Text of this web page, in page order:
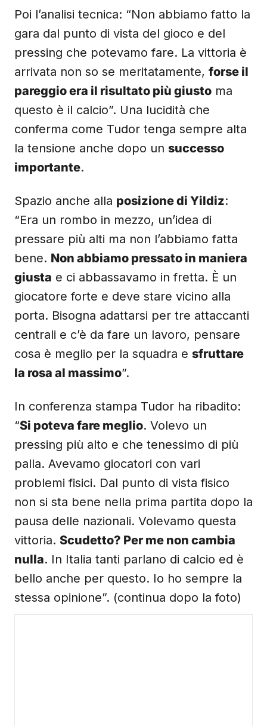
Poi l’analisi tecnica: “Non abbiamo fatto la
gara dal punto di vista del gioco e del
pressing che potevamo fare. La vittoria è
arrivata non so se meritatamente, forse il
pareggio era il risultato più giusto ma
questo è il calcio”. Una lucidità che
conferma come Tudor tenga sempre alta
la tensione anche dopo un successo
importante.
Spazio anche alla posizione di Yildiz:
“Era un rombo in mezzo, un’idea di
pressare più alti ma non l’abbiamo fatta
bene. Non abbiamo pressato in maniera
giusta e ci abbassavamo in fretta. È un
giocatore forte e deve stare vicino alla
porta. Bisogna adattarsi per tre attaccanti
centrali e c’è da fare un lavoro, pensare
cosa è meglio per la squadra e sfruttare
la rosa al massimo”.
In conferenza stampa Tudor ha ribadito:
“Si poteva fare meglio. Volevo un
pressing più alto e che tenessimo di più
palla. Avevamo giocatori con vari
problemi fisici. Dal punto di vista fisico
non si sta bene nella prima partita dopo la
pausa delle nazionali. Volevamo questa
vittoria. Scudetto? Per me non cambia
nulla. In Italia tanti parlano di calcio ed è
bello anche per questo. Io ho sempre la
stessa opinione”. (continua dopo la foto)